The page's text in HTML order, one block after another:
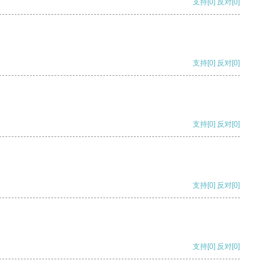
支持 [0] 反对 [0]
支持[0] 反对[0]
支持[0] 反对[0]
支持[0] 反对[0]
支持[0] 反对[0]